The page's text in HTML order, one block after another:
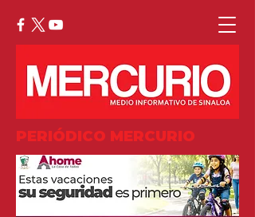
PERIÓDICO MERCURIO